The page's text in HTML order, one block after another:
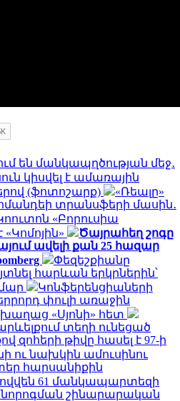
են մանկապղծության մեջ․
կիսվել է ամառային
(ֆոտոշարք)
«Ռեալը»
տրանսֆերի մասին․
«Բորուսիա
Ծայրահեղ շոգը
ավելի քան 25 հազար
Փեզեշքիանը
հարևան երկրներին՝
Կոնֆերենցիաների
փուլի առաջին
«Սյոնի» հետ
տեղի ունեցած
զոհերի թիվը հասել է 97-ի
ու նախկին ամուսինու
հարսանիքին
61 մանկապարտեզի
շինարարական